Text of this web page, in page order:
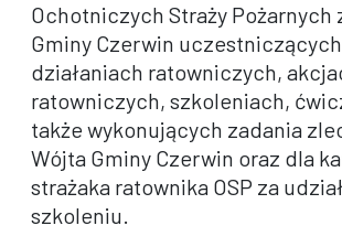
Ochotniczych Straży Pożarnych
Gminy Czerwin
działaniach ratowniczych,
ratowniczych, szkoleniach,
także wykonujących zadania
Wójta Gminy Czerwin oraz dla
strażaka ratownika OSP za
szkoleniu.